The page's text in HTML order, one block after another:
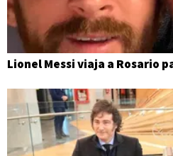
Lionel Messi viaja a Rosario